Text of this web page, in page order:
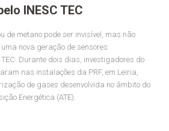
INESC TEC
de metano pode ser invisível, mas não
nova geração de sensores
TEC. Durante dois dias, investigadores do
nas instalações da PRF, em Leiria,
de gases desenvolvida no âmbito do
Energética (ATE).